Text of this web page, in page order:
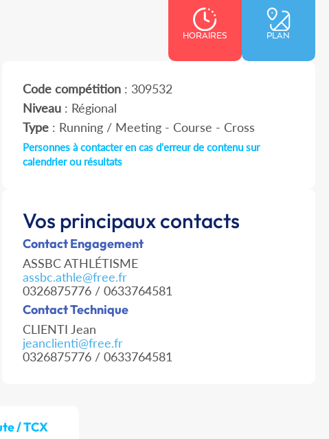
HORAIRES PLAN
Code compétition: 309532
Niveau: Régional
Type: Running / Meeting - Course - Cross
Personnes à contacter en cas d'erreur de contenu sur
calendrier ou résultats
Vos principaux contacts
Contact Engagement
ASSBC ATHLÉTISME
assbc.athle@free.fr
0326875776 / 0633764581
Contact Technique
CLIENTI Jean
jeanclienti@free.fr
0326875776 / 0633764581
/ TCX